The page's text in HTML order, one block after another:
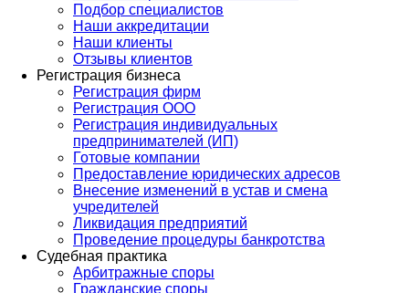
Подбор специалистов
Наши аккредитации
Наши клиенты
Отзывы клиентов
Регистрация бизнеса
Регистрация фирм
Регистрация ООО
Регистрация индивидуальных
предпринимателей (ИП)
Готовые компании
Предоставление юридических адресов
Внесение изменений в устав и смена
учредителей
Ликвидация предприятий
Проведение процедуры банкротства
Судебная практика
Арбитражные споры
Гражданские споры